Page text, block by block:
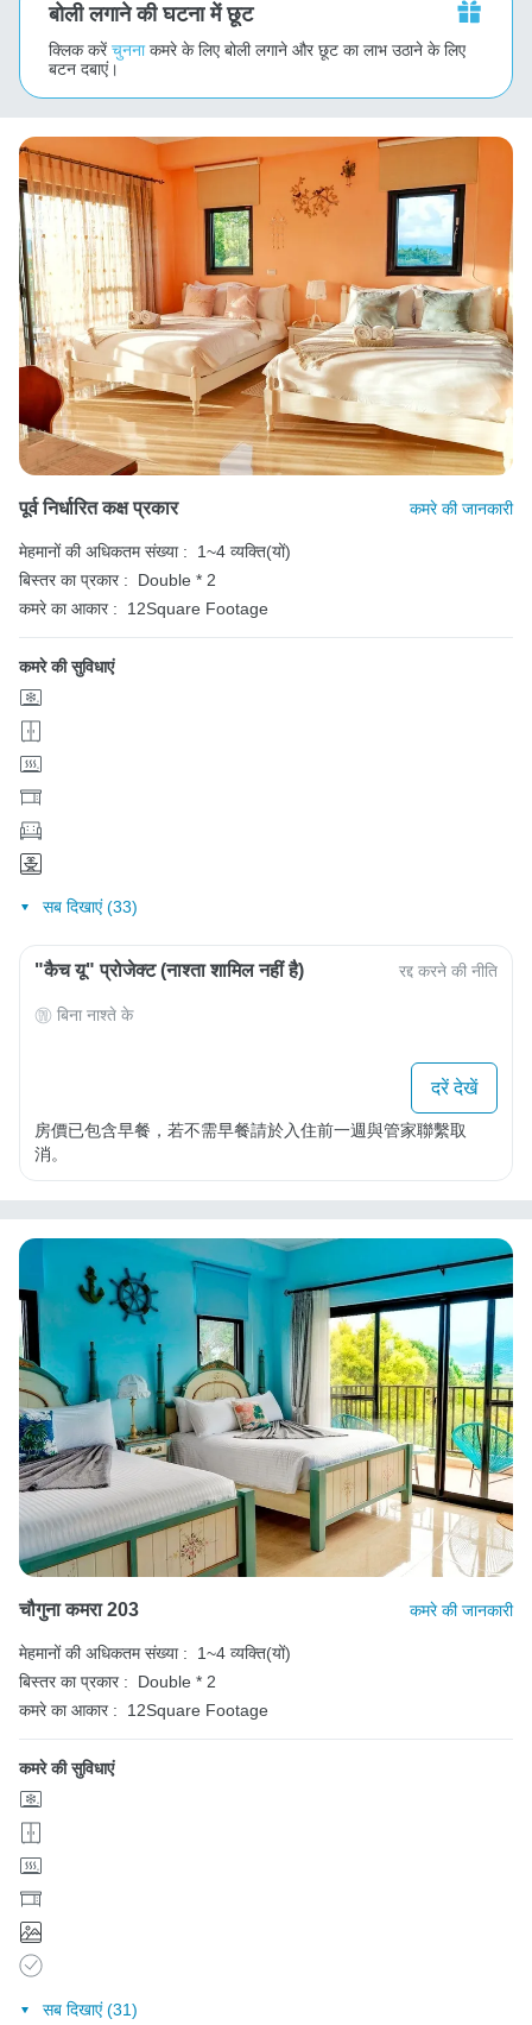
बोली लगाने की घटना में छूट
क्लिक करेंचुननाकमरे के लिए बोली लगाने और छूट का लाभ उठाने के लिए
बटन दबाएं।
पूर्व निर्धारित कक्ष प्रकार कमरे की जानकारी
मेहमानों की अधिकतम संख्या :
1~4 व्यक्ति(यों)
बिस्तर का प्रकार :
Double * 2
कमरे का आकार :
12Square Footage
कमरे की सुविधाएं
सब दिखाएं (33)
"कैच यू" प्रोजेक्ट (नाश्ता शामिल नहीं है) रद्द करने की नीति
बिना नाश्ते के
दरें देखें
房價已包含早餐，若不需早餐請於入住前一週與管家聯繫取
消。
चौगुना कमरा 203 कमरे की जानकारी
मेहमानों की अधिकतम संख्या :
1~4 व्यक्ति(यों)
बिस्तर का प्रकार :
Double * 2
कमरे का आकार :
12Square Footage
कमरे की सुविधाएं
सब दिखाएं (31)